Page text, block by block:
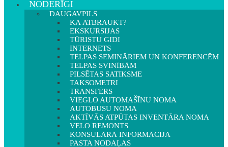
NODERĪGI
DAUGAVPILS
KĀ ATBRAUKT?
EKSKURSIJAS
TŪRISTU GIDI
INTERNETS
TELPAS SEMINĀRIEM UN KONFERENCĒM
TELPAS SVINĪBĀM
PILSĒTAS SATIKSME
TAKSOMETRI
TRANSFĒRS
VIEGLO AUTOMAŠĪNU NOMA
AUTOBUSU NOMA
AKTĪVĀS ATPŪTAS INVENTĀRA NOMA
VELO REMONTS
KONSULĀRĀ INFORMĀCIJA
PASTA NODAĻAS